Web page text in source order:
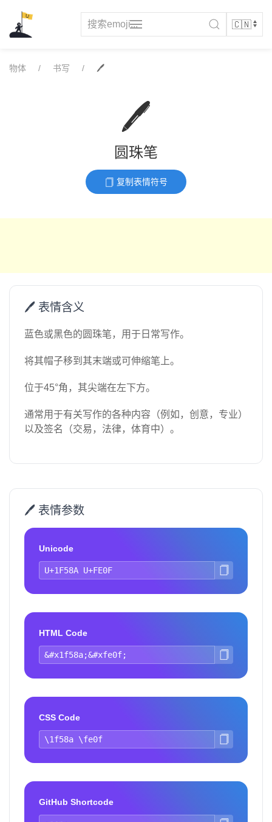
content
物体 书写 🖊️
🖊️
圆珠笔
复制表情符号
🖊️ 表情含义
蓝色或黑色的圆珠笔，用于日常写作。
将其帽子移到其末端或可伸缩笔上。
位于45°角，其尖端在左下方。
通常用于有关写作的各种内容（例如，创意，专业）
以及签名（交易，法律，体育中）。
🖊️ 表情参数
Unicode
HTML Code
CSS Code
GitHub Shortcode